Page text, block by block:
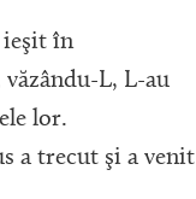
ieşit în
L, L-au
lor.
a trecut şi a venit